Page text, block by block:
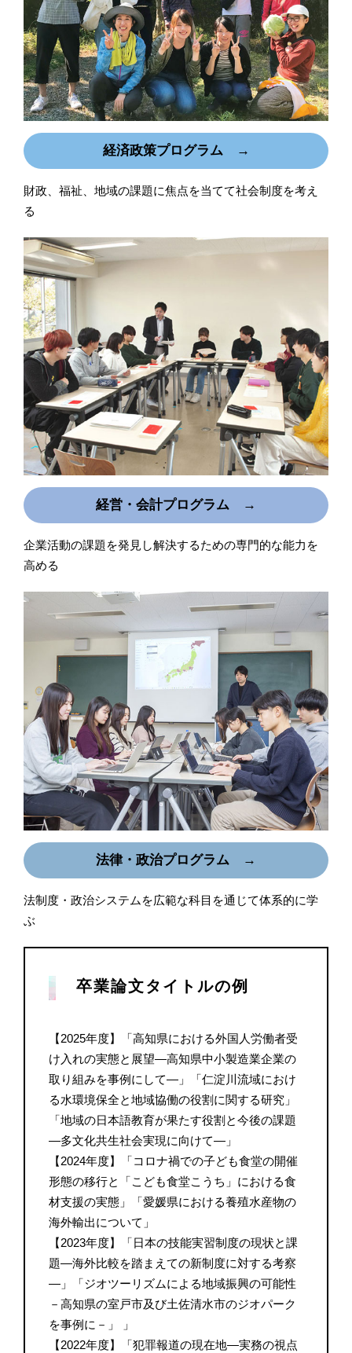
経済政策プログラム →
財政、福祉、地域の課題に焦点を当てて社会制度を考え
る
経営・会計プログラム →
企業活動の課題を発見し解決するための専門的な能力を
高める
法律・政治プログラム →
法制度・政治システムを広範な科目を通じて体系的に学
ぶ
卒業論文タイトルの例
【2025年度】「高知県における外国人労働者受
け入れの実態と展望―高知県中小製造業企業の
取り組みを事例にして―」「仁淀川流域におけ
る水環境保全と地域協働の役割に関する研究」
「地域の日本語教育が果たす役割と今後の課題
―多文化共生社会実現に向けて―」
【2024年度】「コロナ禍での子ども食堂の開催
形態の移行と「こども食堂こうち」における食
材支援の実態」「愛媛県における養殖水産物の
海外輸出について」
【2023年度】「日本の技能実習制度の現状と課
題―海外比較を踏まえての新制度に対する考察
―」「ジオツーリズムによる地域振興の可能性
－高知県の室戸市及び土佐清水市のジオパーク
を事例に－」 」
【2022年度】「犯罪報道の現在地―実務の視点